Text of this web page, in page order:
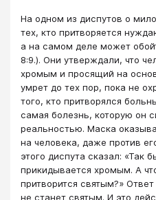
На одном из диспутов о
тех, кто притворяется
а на самом деле может
8:9.). Они утверждали, что
хромым и просящий на
умрет до тех пор, пока не
того, кто притворялся
самая болезнь, которую он
реальностью. Маска
на человека, даже против
этого диспута сказал: «Так
прикидывается хромым. А
притворится святым?»
не станет святым. И это